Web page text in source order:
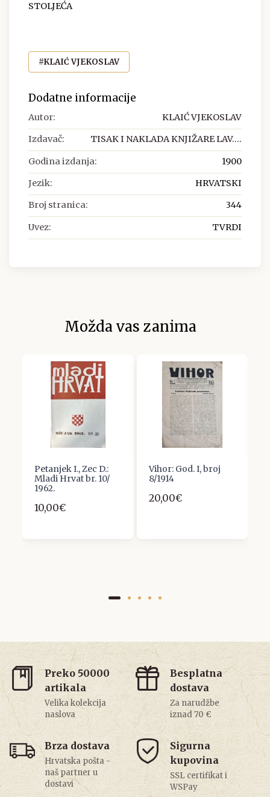
STOLJEĆA
#KLAIĆ VJEKOSLAV
Dodatne informacije
Autor: KLAIĆ VJEKOSLAV
Izdavač: TISAK I NAKLADA KNJIŽARE LAV....
Godina izdanja: 1900
Jezik: HRVATSKI
Broj stranica: 344
Uvez: TVRDI
Možda vas zanima
Petanjek I., Zec D.:
Mladi Hrvat br. 10/
1962.
10,00€
Vihor: God. I, broj
8/1914
20,00€
Preko 50000
artikala
Velika kolekcija
naslova
Besplatna
dostava
Za narudžbe
iznad 70 €
Brza dostava
Hrvatska pošta -
naš partner u
dostavi
Sigurna
kupovina
SSL certifikat i
WSPay